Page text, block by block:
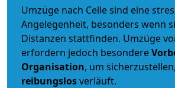
Umzüge nach Celle sind eine
Angelegenheit, besonders wenn
Distanzen stattfinden. Umzüge
erfordern jedoch besondere
Organisation, um
reibungslosverläuft.